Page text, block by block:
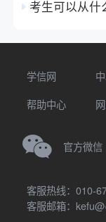
考生可以从什
学信网
帮助中心
官方微信
客服热线：010-
客服邮箱：